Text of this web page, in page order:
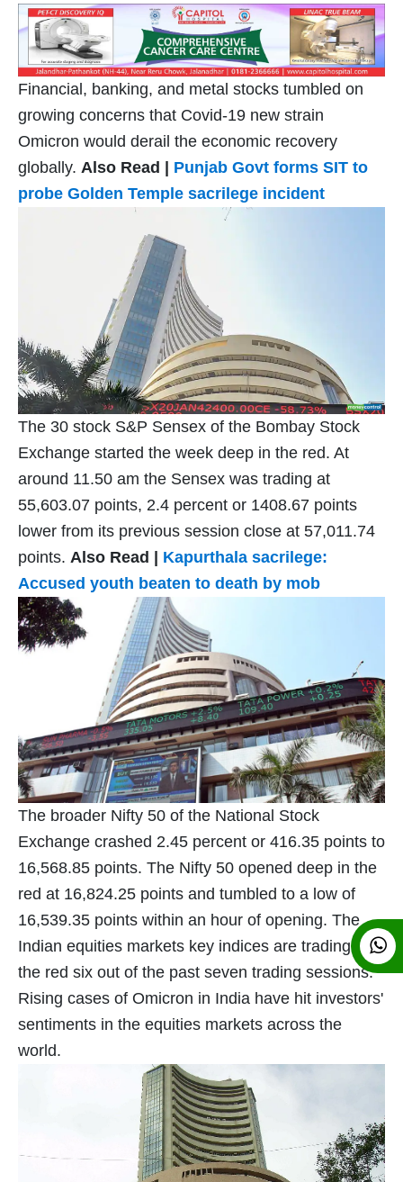
Financial, banking, and metal stocks tumbled on
growing concerns that Covid-19 new strain
Omicron would derail the economic recovery
globally. Also Read | Punjab Govt forms SIT to
probe Golden Temple sacrilege incident
The 30 stock S&P Sensex of the Bombay Stock
Exchange started the week deep in the red. At
around 11.50 am the Sensex was trading at
55,603.07 points, 2.4 percent or 1408.67 points
lower from its previous session close at 57,011.74
points. Also Read | Kapurthala sacrilege:
Accused youth beaten to death by mob
The broader Nifty 50 of the National Stock
Exchange crashed 2.45 percent or 416.35 points to
16,568.85 points. The Nifty 50 opened deep in the
red at 16,824.25 points and tumbled to a low of
16,539.35 points within an hour of opening. The
Indian equities markets key indices are trading in
the red six out of the past seven trading sessions.
Rising cases of Omicron in India have hit investors'
sentiments in the equities markets across the
world.